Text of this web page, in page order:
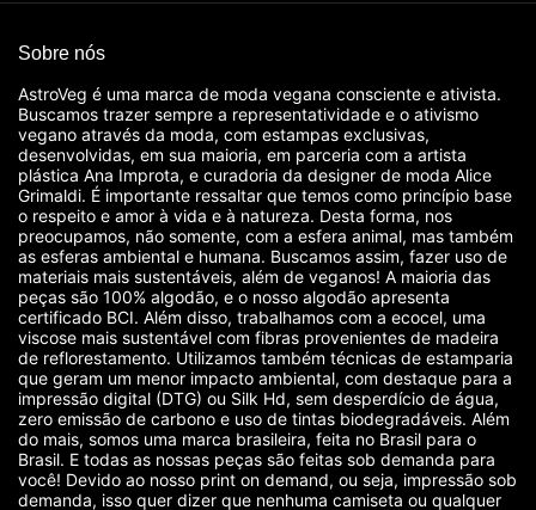
Sobre nós
AstroVeg é uma marca de moda vegana consciente e ativista.
Buscamos trazer sempre a representatividade e o ativismo
vegano através da moda, com estampas exclusivas,
desenvolvidas, em sua maioria, em parceria com a artista
plástica Ana Improta, e curadoria da designer de moda Alice
Grimaldi. É importante ressaltar que temos como princípio base
o respeito e amor à vida e à natureza. Desta forma, nos
preocupamos, não somente, com a esfera animal, mas também
as esferas ambiental e humana. Buscamos assim, fazer uso de
materiais mais sustentáveis, além de veganos! A maioria das
peças são 100% algodão, e o nosso algodão apresenta
certificado BCI. Além disso, trabalhamos com a ecocel, uma
viscose mais sustentável com fibras provenientes de madeira
de reflorestamento. Utilizamos também técnicas de estamparia
que geram um menor impacto ambiental, com destaque para a
impressão digital (DTG) ou Silk Hd, sem desperdício de água,
zero emissão de carbono e uso de tintas biodegradáveis. Além
do mais, somos uma marca brasileira, feita no Brasil para o
Brasil. E todas as nossas peças são feitas sob demanda para
você! Devido ao nosso print on demand, ou seja, impressão sob
demanda, isso quer dizer que nenhuma camiseta ou qualquer